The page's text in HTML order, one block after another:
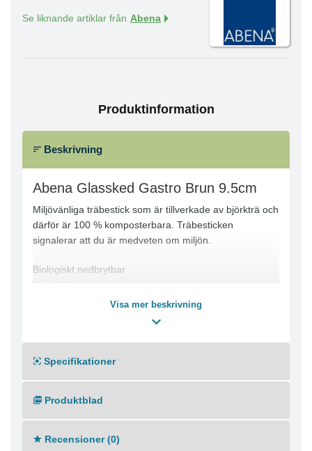
Se liknande artiklar från Abena
Produktinformation
Beskrivning
Abena Glassked Gastro Brun 9.5cm
Miljövänliga träbestick som är tillverkade av björkträ och
därför är 100 % komposterbara. Träbesticken
signalerar att du är medveten om miljön.
Biologiskt nedbrytbar
Egenskaper: KomposterbarVisa mer beskrivning
Specifikationer
Produktblad
Recensioner (0)